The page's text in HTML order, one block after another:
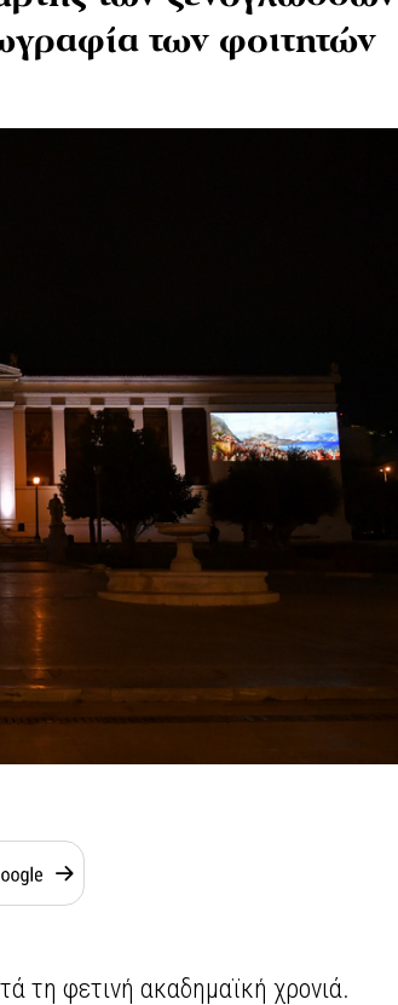
των φοιτητών
τη φετινή ακαδημαϊκή χρονιά.